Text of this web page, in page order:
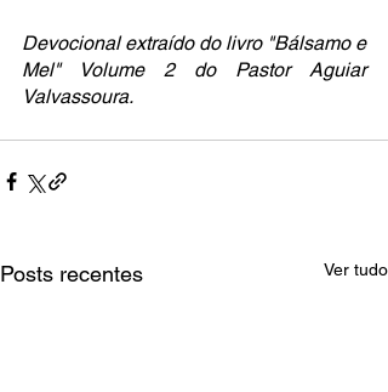
Devocional extraído do livro "Bálsamo e
Mel" Volume 2 do Pastor Aguiar
Valvassoura.
Posts recentes Ver tudo